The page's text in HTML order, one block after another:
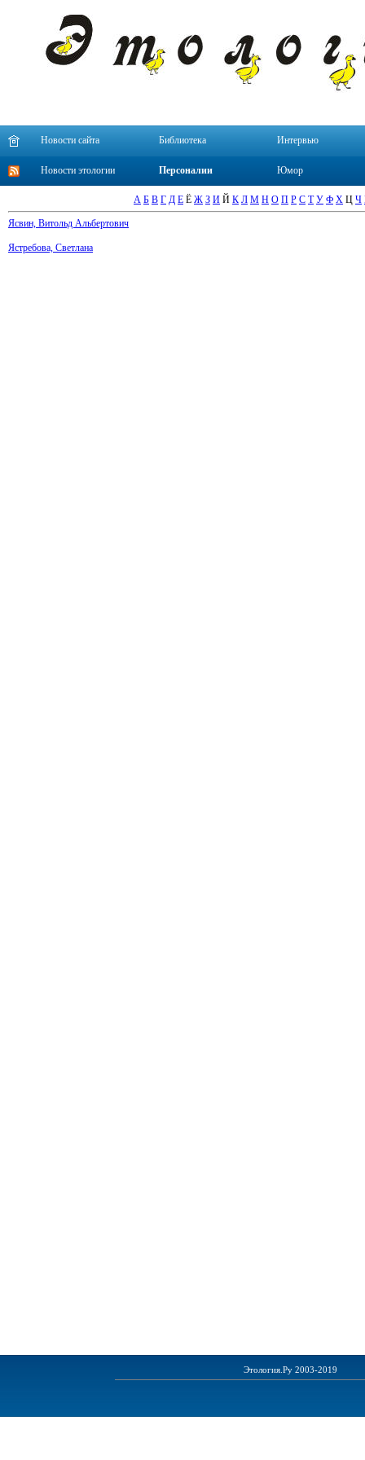
Новости сайта Библиотека Интервью
Новости этологии Персоналии Юмор
А Б В Г Д Е Ё Ж З И Й К Л М Н О П Р С Т У Ф Х Ц Ч
Ясвин, Витольд Альбертович
Ястребова, Светлана
Этология.Ру 2003-2019